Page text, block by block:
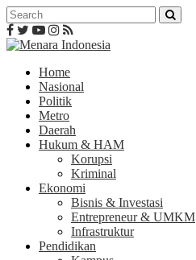
Home
Nasional
Politik
Metro
Daerah
Hukum & HAM
Korupsi
Kriminal
Ekonomi
Bisnis & Investasi
Entrepreneur & UMKM
Infrastruktur
Pendidikan